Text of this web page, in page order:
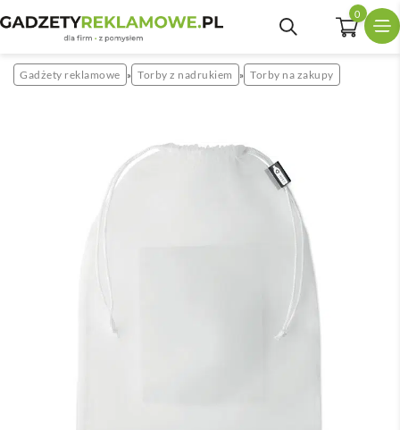
0
Gadżety reklamowe » Torby z nadrukiem » Torby na zakupy